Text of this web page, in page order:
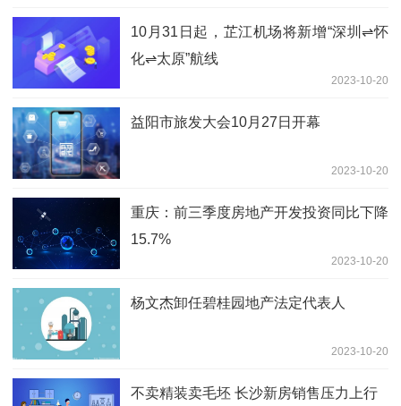
10月31日起，芷江机场将新增“深圳⇌怀
化⇌太原”航线
2023-10-20
益阳市旅发大会10月27日开幕
2023-10-20
重庆：前三季度房地产开发投资同比下降
15.7%
2023-10-20
杨文杰卸任碧桂园地产法定代表人
2023-10-20
不卖精装卖毛坯 长沙新房销售压力上行